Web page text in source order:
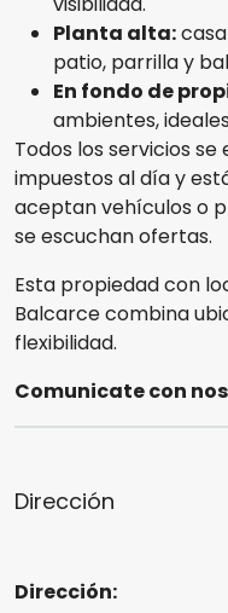
Planta alta:
patio, parrilla y
En fondo de
ambientes,
Todos los servicios
impuestos al día y
aceptan vehículos o
se escuchan ofertas.
Esta propiedad con
Balcarce combina
flexibilidad.
Comunicate con
Dirección
Dirección: